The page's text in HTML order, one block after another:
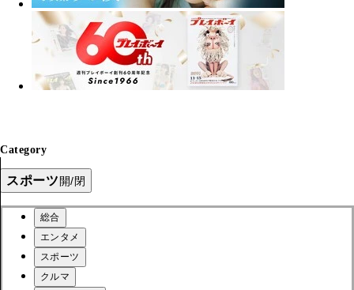
Category
スポーツ開/閉
総合
エンタメ
スポーツ
クルマ